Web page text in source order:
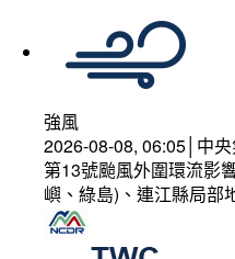
強風
2026-08-08, 06:05│中
第13號颱風外圍環流影
嶼、綠島)、連江縣局部